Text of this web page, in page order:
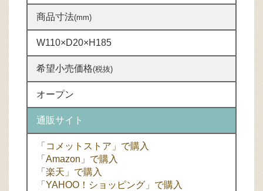
商品寸法(mm)
W110×D20×H185
希望小売価格(税抜)
オープン
通販サイト
「コメットストア」で購入
「Amazon」で購入
「楽天」で購入
「YAHOO！ショッピング」で購入